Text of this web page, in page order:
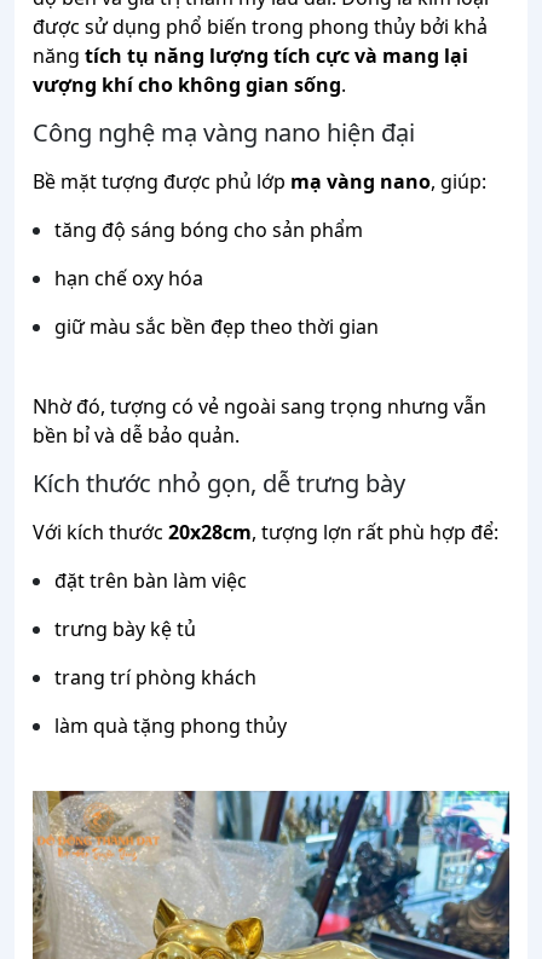
được sửdụng phổ biến trong phong thủy bởi khả
năng tích tụ năng lượng tích cựcvà mang lại
vượng khícho không gian sống.
Công nghệ mạ vàng nano hiện đại
Bề mặttượng được phủ lớp mạ vàng nano, giúp:
tăng độ sáng bóng cho sản phẩm
hạn chếoxy hóa
giữmàu sắc bền đẹp theo thời gian
Nhờđó, tượng có vẻ ngoài sang trọng nhưng vẫn
bền bỉvà dễ bảo quản.
Kích thước nhỏ gọn, dễtrưng bày
Với kích thước 20x28cm, tượng lợn rất phù hợp để:
đặttrên bàn làm việc
trưng bày kệtủ
trang tríphòng khách
làm quà tặng phong thủy